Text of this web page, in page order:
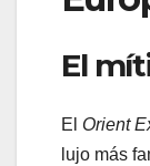
El
El Orient
lujo más